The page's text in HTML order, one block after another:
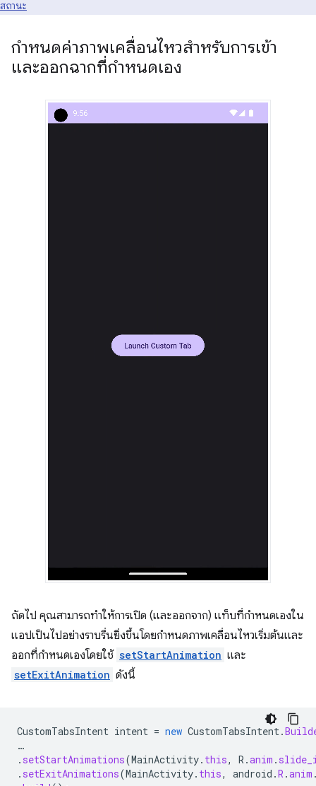
สถานะ
กำหนดค่าภาพเคลื่อนไหวสำหรับการเข้า
และออกฉากที่กำหนดเอง
ถัดไป คุณสามารถทำให้การเปิด (และออกจาก) แท็บที่กำหนดเองใน
แอปเป็นไปอย่างราบรื่นยิ่งขึ้นโดยกำหนดภาพเคลื่อนไหวเริ่มต้นและ
ออกที่กำหนดเองโดยใช้ setStartAnimation และ
setExitAnimation ดังนี้
CustomTabsIntent intent = new CustomTabsIntent.
…
. setStartAnimations(MainActivity. this, R .anim .
. setExitAnimations(MainActivity. this, android .R .anim